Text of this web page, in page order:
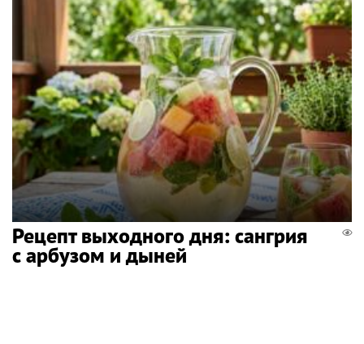
Рецепт выходного дня: сангрия
с арбузом и дыней